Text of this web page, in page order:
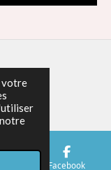
votre
Facebook